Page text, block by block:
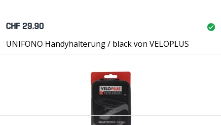
CHF 29.90
UNIFONO Handyhalterung / black von VELOPLUS